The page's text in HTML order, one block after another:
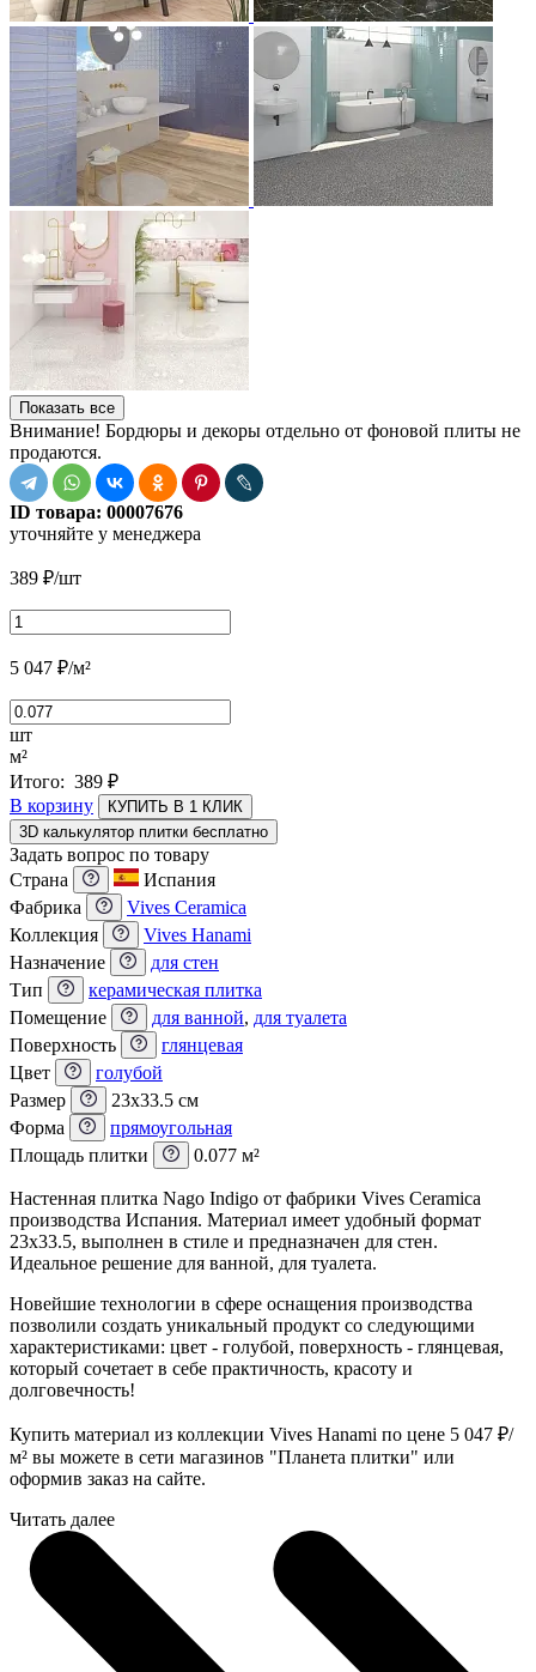
Показать все
Внимание! Бордюры и декоры отдельно от фоновой плиты не
продаются.
ID товара: 00007676
уточняйте у менеджера
389 ₽/шт
5 047 ₽/м²
шт
м²
Итого: 389 ₽
В корзину
КУПИТЬ В 1 КЛИК
3D калькулятор плитки бесплатно
Задать вопрос по товару
Страна
Испания
Фабрика
Vives Ceramica
Коллекция
Vives Hanami
Назначение
для стен
Тип
керамическая плитка
Помещение
для ванной, для туалета
Поверхность
глянцевая
Цвет
голубой
Размер
23x33.5 см
Форма
прямоугольная
Площадь плитки
0.077 м²
Настенная плитка Nago Indigo от фабрики Vives Ceramica
производства Испания. Материал имеет удобный формат
23x33.5, выполнен в стиле и предназначен для стен.
Идеальное решение для ванной, для туалета.
Новейшие технологии в сфере оснащения производства
позволили создать уникальный продукт со следующими
характеристиками: цвет - голубой, поверхность - глянцевая,
который сочетает в себе практичность, красоту и
долговечность!
Купить материал из коллекции Vives Hanami по цене 5 047 ₽/
м² вы можете в сети магазинов "Планета плитки" или
оформив заказ на сайте.
Читать далее